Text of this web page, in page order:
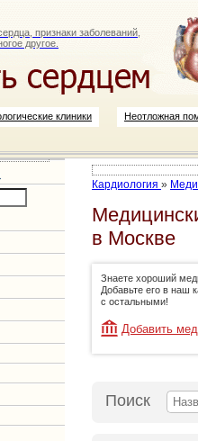
признаки заболеваний,
другое.
клиники Неотложная
Кардиология »
в Москве
Знаете хороший
Добавьте его в наш
с остальными!
Добавить
Поиск